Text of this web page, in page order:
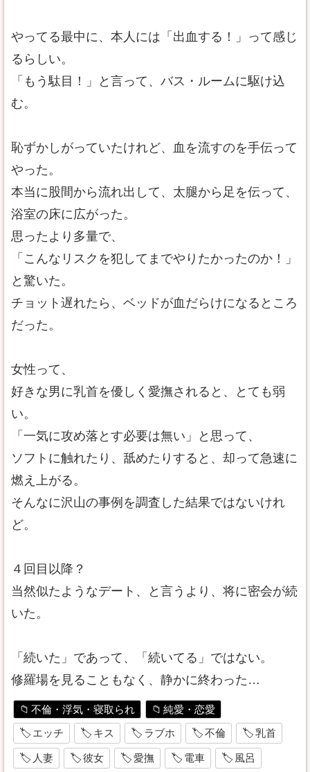
やってる最中に、本人には「出血する！」って感じ
るらしい。
「もう駄目！」と言って、バス・ルームに駆け込
む。
恥ずかしがっていたけれど、血を流すのを手伝って
やった。
本当に股間から流れ出して、太腿から足を伝って、
浴室の床に広がった。
思ったより多量で、
「こんなリスクを犯してまでやりたかったのか！」
と驚いた。
チョット遅れたら、ベッドが血だらけになるところ
だった。
女性って、
好きな男に乳首を優しく愛撫されると、とても弱
い。
「一気に攻め落とす必要は無い」と思って、
ソフトに触れたり、舐めたりすると、却って急速に
燃え上がる。
そんなに沢山の事例を調査した結果ではないけれ
ど。
４回目以降？
当然似たようなデート、と言うより、将に密会が続
いた。
「続いた」であって、「続いてる」ではない。
修羅場を見ることもなく、静かに終わった…
不倫・浮気・寝取られ
純愛・恋愛
エッチ
キス ラブホ 不倫 乳首
人妻 彼女 愛撫 電車 風呂